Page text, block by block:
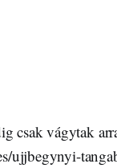
csak vágytak
ujjbegynyi-